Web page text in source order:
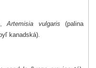
Artemisia vulgaris
(palina
kanadská).